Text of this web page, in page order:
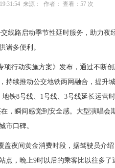
来源： 作者： 查看： 57 次
线路启动季节性延时服务，助力夜
诸多便利。
行动实施方案》发布，通过不断
持续推动公交地铁两网融合，提升
铁8号线、1号线、3号线延长运营
，瞬间感觉到安全感。大型演唱会
市口碑。
盖夜间黄金消费时段，据驾驶员介
，晚上9时以后的乘客比以往多了